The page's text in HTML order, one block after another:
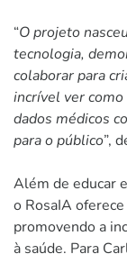
“O projeto
tecnologia,
colaborar para
incrível ver como
dados médicos
para o público”,
Além de educar
o RosaIA
promovendo a
à saúde. Para